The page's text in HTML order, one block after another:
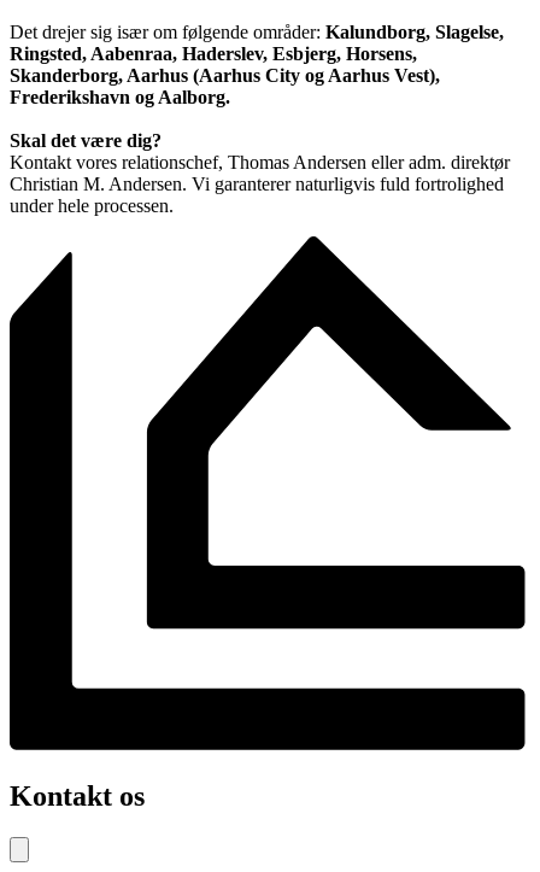
Det drejer sig især om følgende områder: Kalundborg, Slagelse,
Ringsted, Aabenraa, Haderslev, Esbjerg, Horsens,
Skanderborg, Aarhus (Aarhus City og Aarhus Vest),
Frederikshavn og Aalborg.
Skal det være dig?
Kontakt vores relationschef, Thomas Andersen eller adm. direktør
Christian M. Andersen. Vi garanterer naturligvis fuld fortrolighed
under hele processen.
Kontakt os